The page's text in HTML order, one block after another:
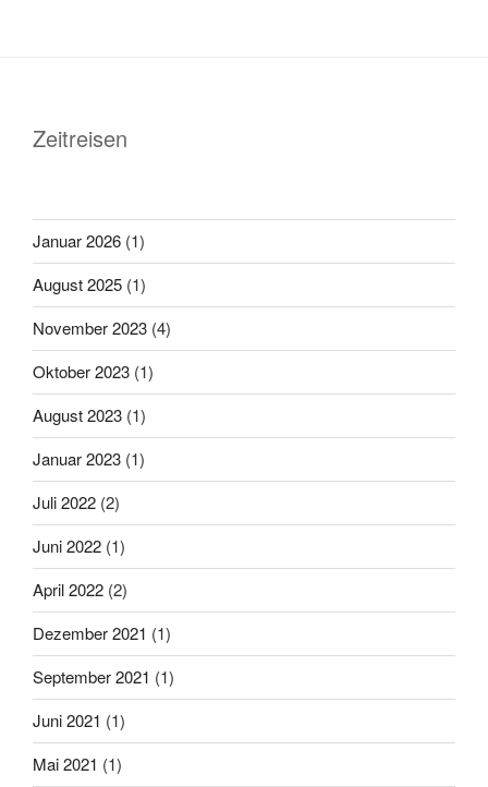
Zeitreisen
Januar 2026 (1)
August 2025 (1)
November 2023 (4)
Oktober 2023 (1)
August 2023 (1)
Januar 2023 (1)
Juli 2022 (2)
Juni 2022 (1)
April 2022 (2)
Dezember 2021 (1)
September 2021 (1)
Juni 2021 (1)
Mai 2021 (1)